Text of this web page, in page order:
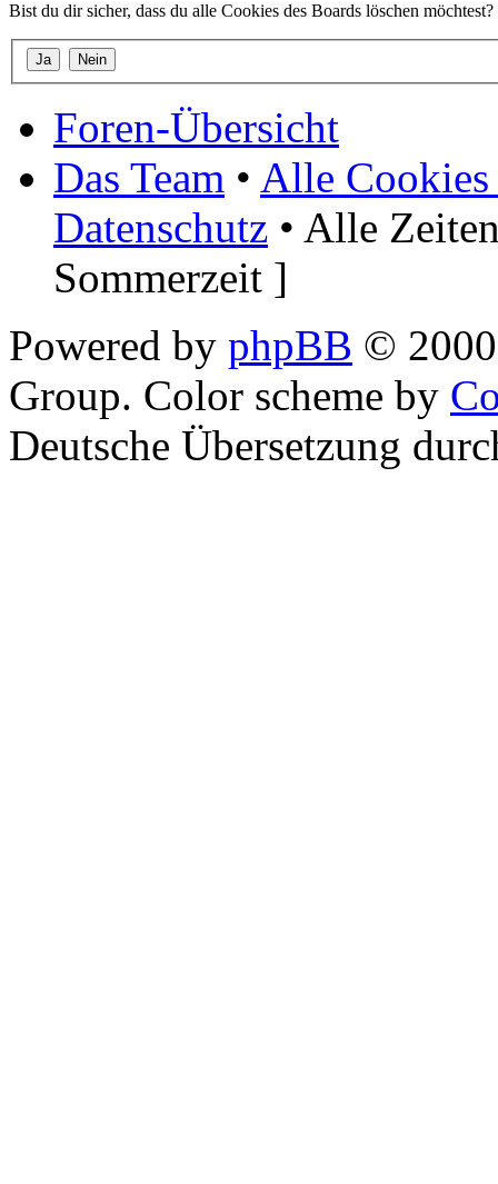
Bist du dir sicher, dass du alle Cookies des Boards löschen möchtest?
Foren-Übersicht
Das Team • Alle Cookies
Datenschutz • Alle
Sommerzeit ]
Powered by phpBB ©
Group. Color scheme by
Deutsche Übersetzung